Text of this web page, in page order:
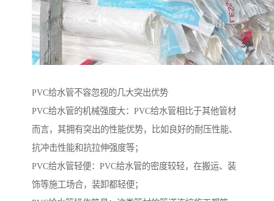
PVC给水管不容忽视的几大突出优势
PVC给水管的机械强度大：PVC给水管相比于其他管材
而言，其拥有突出的性能优势，比如良好的耐压性能、
抗冲击性能和抗拉伸强度等；
PVC给水管轻便：PVC给水管的密度较轻，在搬运、装
饰等施工场合，装卸都轻便；